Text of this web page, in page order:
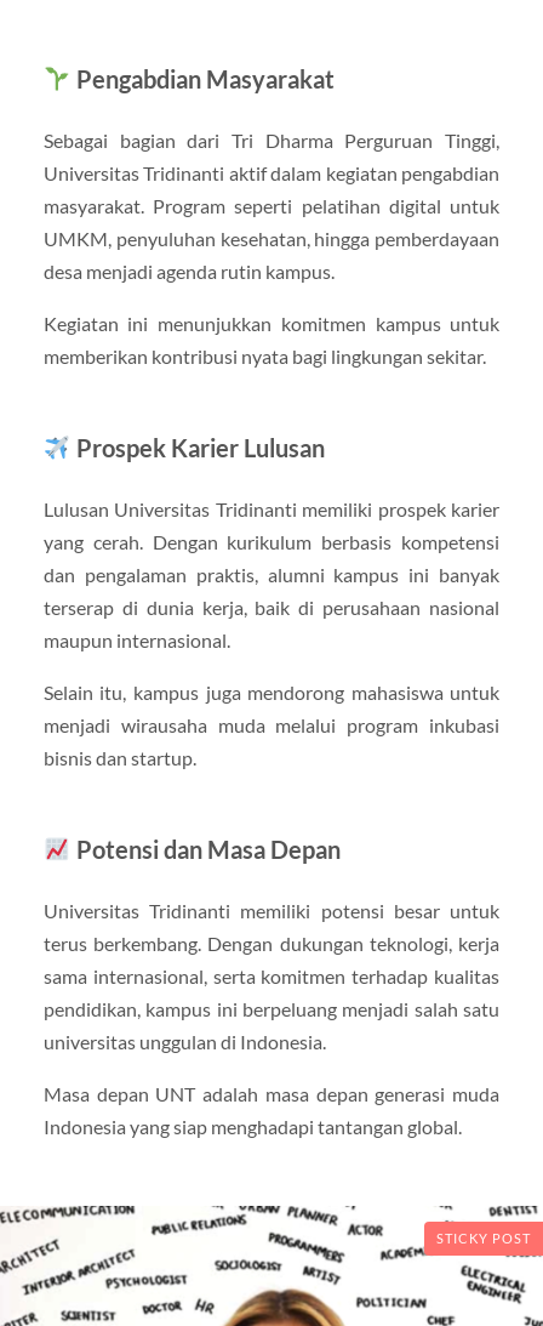
Pengabdian Masyarakat
Sebagai bagian dari Tri Dharma Perguruan Tinggi,
Universitas Tridinanti aktif dalam kegiatan pengabdian
masyarakat. Program seperti pelatihan digital untuk
UMKM, penyuluhan kesehatan, hingga pemberdayaan
desa menjadi agenda rutin kampus.
Kegiatan ini menunjukkan komitmen kampus untuk
memberikan kontribusi nyata bagi lingkungan sekitar.
Prospek Karier Lulusan
Lulusan Universitas Tridinanti memiliki prospek karier
yang cerah. Dengan kurikulum berbasis kompetensi
dan pengalaman praktis, alumni kampus ini banyak
terserap di dunia kerja, baik di perusahaan nasional
maupun internasional.
Selain itu, kampus juga mendorong mahasiswa untuk
menjadi wirausaha muda melalui program inkubasi
bisnis dan startup.
Potensi dan Masa Depan
Universitas Tridinanti memiliki potensi besar untuk
terus berkembang. Dengan dukungan teknologi, kerja
sama internasional, serta komitmen terhadap kualitas
pendidikan, kampus ini berpeluang menjadi salah satu
universitas unggulan di Indonesia.
Masa depan UNT adalah masa depan generasi muda
Indonesia yang siap menghadapi tantangan global.
STICKY POST